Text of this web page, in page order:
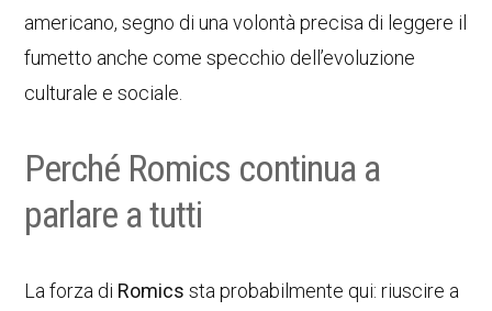
americano, segno di una volontà precisa di leggere il
fumetto anche come specchio dell’evoluzione
culturale e sociale.
Perché Romics continua a
parlare a tutti
La forza di Romics sta probabilmente qui: riuscire a